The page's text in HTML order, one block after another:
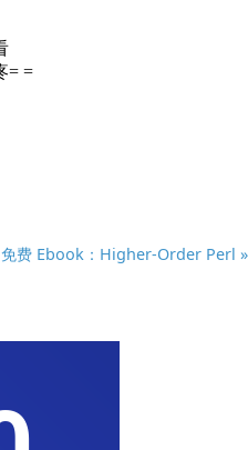
免费 Ebook：Higher-Order Perl »